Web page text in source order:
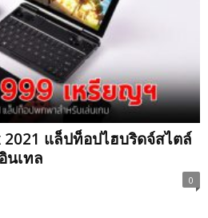
2021 แล็ปท็อปไฮบริดจ์สไตล์
นเทล
0